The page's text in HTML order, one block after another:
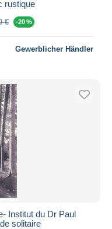
rustique
€ -20 %
Gewerblicher Händler
Institut du Dr Paul
solitaire